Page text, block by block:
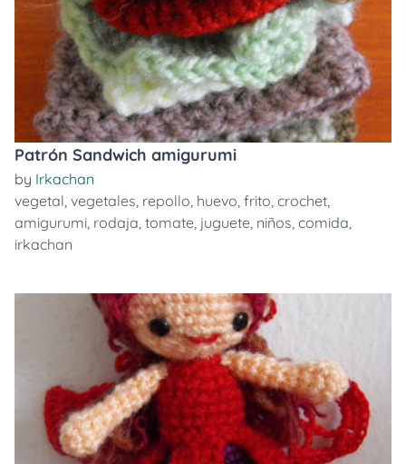
Patrón Sandwich amigurumi
by Irkachan
vegetal, vegetales, repollo, huevo, frito, crochet,
amigurumi, rodaja, tomate, juguete, niños, comida,
irkachan